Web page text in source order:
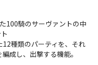
100騎のサーヴァントの中
12種類のパーティを、それ
成し、出撃する機能。